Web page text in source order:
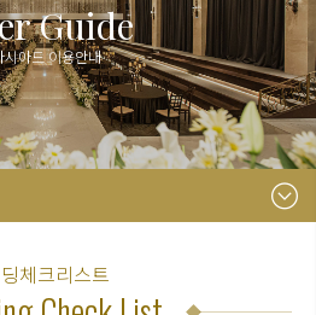
Guide
시아드 이용안내
체크리스트